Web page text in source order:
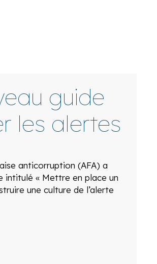
guide
les alertes
anticorruption (AFA) a
intitulé « Mettre en place un
une culture de l’alerte